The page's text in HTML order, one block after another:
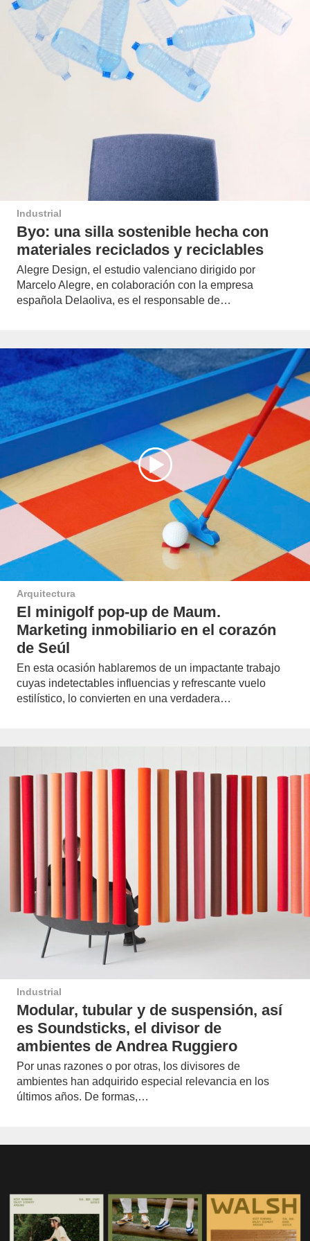
Industrial
Byo: una silla sostenible hecha con
materiales reciclados y reciclables
Alegre Design, el estudio valenciano dirigido por
Marcelo Alegre, en colaboración con la empresa
española Delaoliva, es el responsable de…
Arquitectura
El minigolf pop-up de Maum.
Marketing inmobiliario en el corazón
de Seúl
En esta ocasión hablaremos de un impactante trabajo
cuyas indetectables influencias y refrescante vuelo
estilístico, lo convierten en una verdadera…
Industrial
Modular, tubular y de suspensión, así
es Soundsticks, el divisor de
ambientes de Andrea Ruggiero
Por unas razones o por otras, los divisores de
ambientes han adquirido especial relevancia en los
últimos años. De formas,…